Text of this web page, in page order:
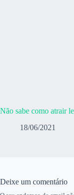
Não sabe como atrair
18/06/2021
Deixe um comentário